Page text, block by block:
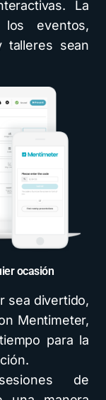
La
eventos,
talleres sean
ocasión
sea divertido,
Mentimeter,
para la
de